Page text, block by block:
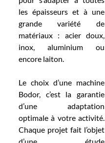
les épaisseurs et à une
grande variété de
matériaux : acier doux,
inox, aluminium ou
encore laiton.
Le choix d’une machine
Bodor, c’est la garantie
d’une adaptation
optimale à votre activité.
Chaque projet fait l’objet
d’une étude